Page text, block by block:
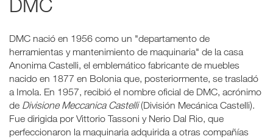
DMC nació en 1956 como un "departamento de
herramientas y mantenimiento de maquinaria" de la casa
Anonima Castelli, el emblemático fabricante de muebles
nacido en 1877 en Bolonia que, posteriormente, se trasladó
a Imola. En 1957, recibió el nombre oficial de DMC, acrónimo
de Divisione Meccanica Castelli(División Mecánica Castelli).
Fue dirigida por Vittorio Tassoni y Nerio Dal Rio, que
perfeccionaron la maquinaria adquirida a otras compañías